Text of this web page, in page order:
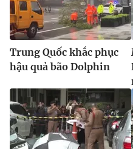
Trung Quốc khắc phục
hậu quả bão Dolphin